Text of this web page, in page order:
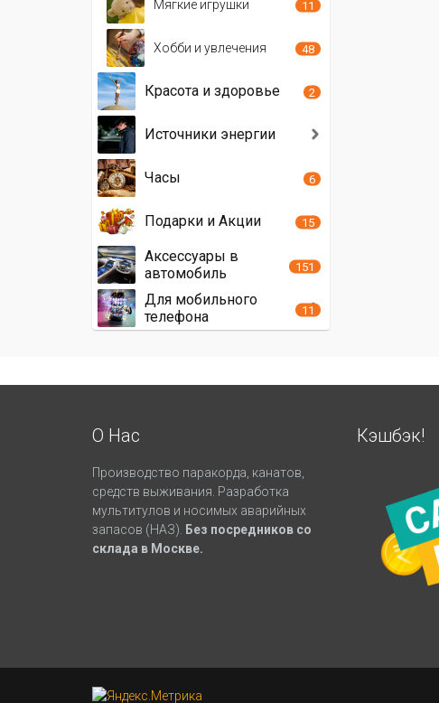
Мягкие игрушки 11
Хобби и увлечения 48
Красота и здоровье 2
Источники энергии
Часы 6
Подарки и Акции 15
Аксессуары в
автомобиль
151
Для мобильного
телефона
11
О Нас
Производство паракорда, канатов,
средств выживания. Разработка
мультитулов и носимых аварийных
запасов (НАЗ).
Без посредников со
склада в Москве.
Кэшбэк!